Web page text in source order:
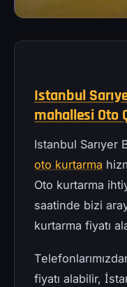
Istanbul
mahallesi Oto
Istanbul Sarıyer
oto kurtarma
Oto kurtarma
saatinde bizi
kurtarma fiyatı
fiyatı alabilir,